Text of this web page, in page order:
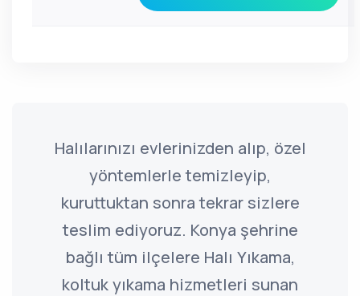
Halılarınızı evlerinizden alıp, özel
yöntemlerle temizleyip,
kuruttuktan sonra tekrar sizlere
teslim ediyoruz. Konya şehrine
bağlı tüm ilçelere Halı Yıkama,
koltuk yıkama hizmetleri sunan